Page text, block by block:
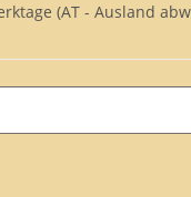
(AT - Ausland